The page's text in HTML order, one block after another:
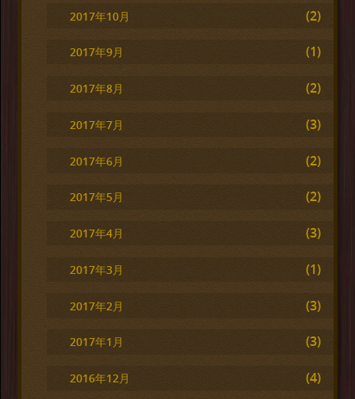
2017年10月 (2)
2017年9月 (1)
2017年8月 (2)
2017年7月 (3)
2017年6月 (2)
2017年5月 (2)
2017年4月 (3)
2017年3月 (1)
2017年2月 (3)
2017年1月 (3)
2016年12月 (4)